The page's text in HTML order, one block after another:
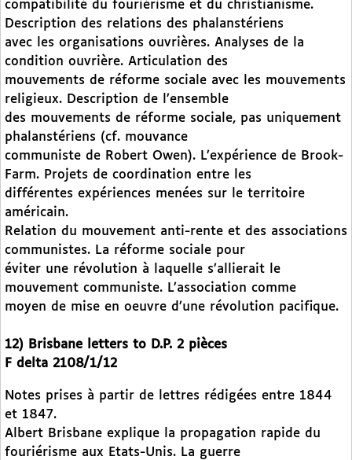
compatibilité du fouriérisme et du christianisme.
Description des relations des phalanstériens
avec les organisations ouvrières. Analyses de la
condition ouvrière. Articulation des
mouvements de réforme sociale avec les mouvements
religieux. Description de l’ensemble
des mouvements de réforme sociale, pas uniquement
phalanstériens (cf. mouvance
communiste de Robert Owen). L’expérience de Brook-
Farm. Projets de coordination entre les
différentes expériences menées sur le territoire
américain.
Relation du mouvement anti-rente et des associations
communistes. La réforme sociale pour
éviter une révolution à laquelle s’allierait le
mouvement communiste. L’association comme
moyen de mise en oeuvre d’une révolution pacifique.
12) Brisbane letters to D.P. 2 pièces
F delta 2108/1/12
Notes prises à partir de lettres rédigées entre 1844
et 1847.
Albert Brisbane explique la propagation rapide du
fouriérisme aux Etats-Unis. La guerre